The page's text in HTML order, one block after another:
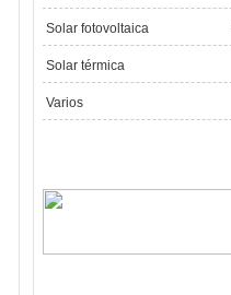
Solar fotovoltaica
Solar térmica
Varios